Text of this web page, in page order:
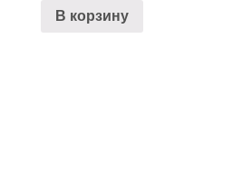
В корзину